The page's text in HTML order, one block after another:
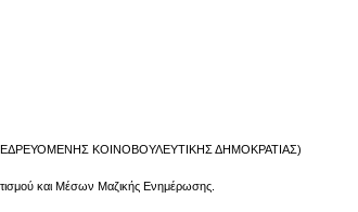
ΚΟΙΝΟΒΟΥΛΕΥΤΙΚΗΣ ΔΗΜΟΚΡΑΤΙΑΣ)
και Μέσων Μαζικής Ενημέρωσης.